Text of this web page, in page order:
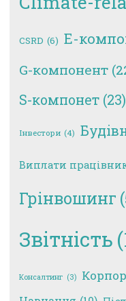
CSRD (6) E-
G-компонент
S-компонет (23)
Інвестори (4)
Виплати
Грінвошинг
Звітність
Консалтинг (3)